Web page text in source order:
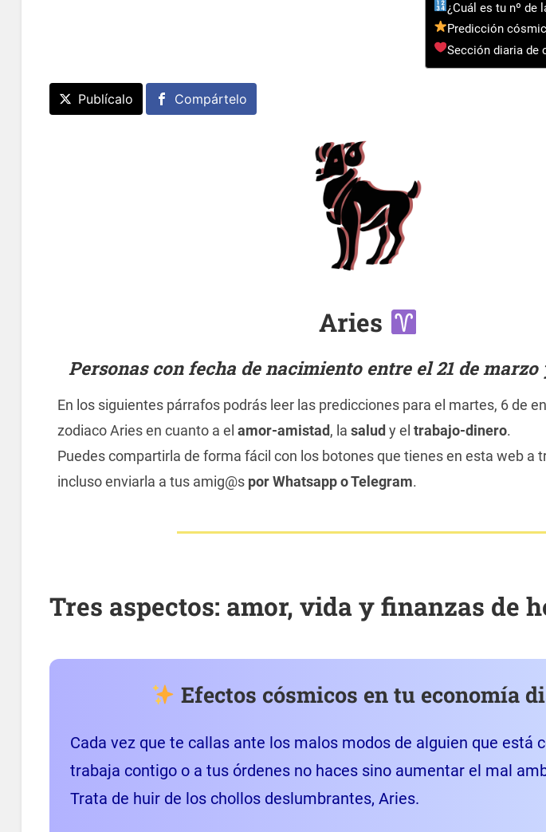
¿Cuál es tu nº de
Predicción
Sección diaria de
Publícalo Compártelo
Aries
Personas con fecha de nacimiento entre el 21 de
En los siguientes párrafos podrás leer las predicciones para el martes, 6 de
zodiaco Aries en cuanto a el amor-amistad, la salud y el trabajo-dinero.
Puedes compartirla de forma fácil con los botones que tienes en esta web a
incluso enviarla a tus amig@s por Whatsapp o Telegram.
Tres aspectos: amor, vida y finanzas de
Efectos cósmicos en tu economía
Cada vez que te callas ante los malos modos de alguien que está
trabaja contigo o a tus órdenes no haces sino aumentar el mal
Trata de huir de los chollos deslumbrantes, Aries.